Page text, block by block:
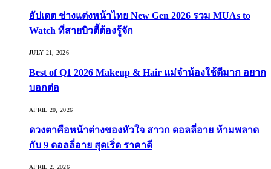
อัปเดต ช่างแต่งหน้าไทย New Gen 2026 รวม MUAs to
Watch ที่สายบิวตี้ต้องรู้จัก
JULY 21, 2026
Best of Q1 2026 Makeup & Hair แม่จ๋าน้องใช้ดีมาก อยาก
บอกต่อ
APRIL 20, 2026
ดวงตาคือหน้าต่างของหัวใจ สาวก ดอลลี่อาย ห้ามพลาด
กับ 9 ดอลลี่อาย สุดเริ่ด ราคาดี
APRIL 2, 2026